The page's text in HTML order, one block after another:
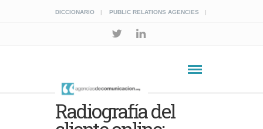
DICCIONARIO PUBLIC RELATIONS AGENCIES
Radiografía del